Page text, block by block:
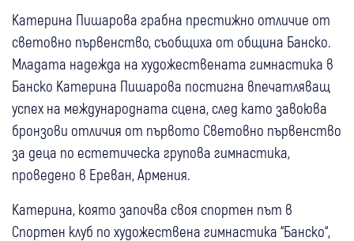
Катерина Пишарова грабна престижно отличие от
световно първенство, съобщиха от община Банско.
Младата надежда на художествената гимнастика в
Банско Катерина Пишарова постигна впечатляващ
успех на международната сцена, след като завоюва
бронзови отличия от първото Световно първенство
за деца по естетическа групова гимнастика,
проведено в Ереван, Армения.
Катерина, която започва своя спортен път в
Спортен клуб по художествена гимнастика “Банско“,